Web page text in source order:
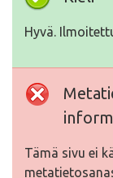
Hyvä.
Tämä sivu ei